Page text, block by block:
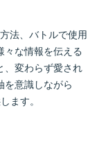
法、バトルで使用
々な情報を伝える
、変わらず愛され
を意識しながら
ます。